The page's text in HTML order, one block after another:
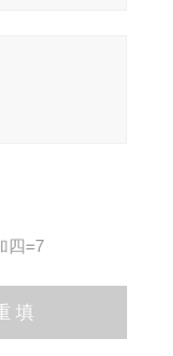
四=7